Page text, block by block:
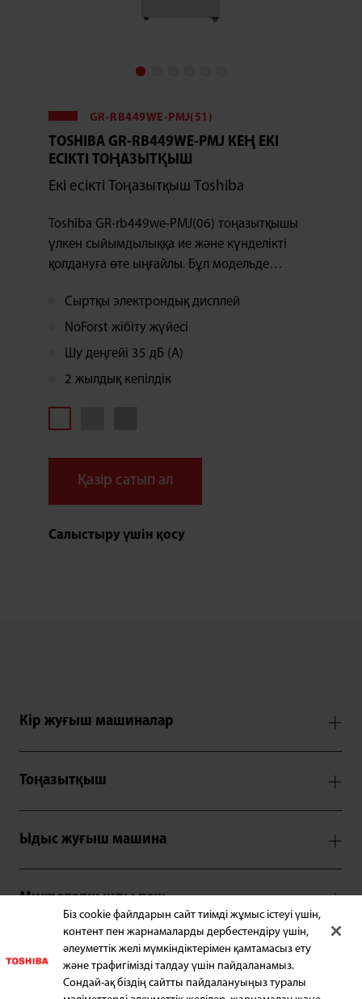
GR-RB449WE-PMJ(51)
TOSHIBA GR-RB449WE-PMJ КЕҢ ЕКІ
ЕСІКТІ ТОҢАЗЫТҚЫШ
Екі есікті Тоңазытқыш Toshiba
Toshiba GR-rb449we-PMJ(06) тоңазытқышы
үлкен сыйымдылыққа ие және күнделікті
қолдануға өте ыңғайлы. Бұл модельде
мұздатқышты мезгіл-мезгіл жібітпей-ақ оңай
және ыңғайлы қызмет көрсетуге мүмкіндік
береді.
Сыртқы электрондық дисплей
NoForst жібіту жүйесі
Шу деңгейі 35 дБ (А)
2 жылдық кепілдік
Қазір сатып ал
Салыстыру үшін қосу
Кір жуғыш машиналар
Тоңазытқыш
Ыдыс жуғыш машина
Микротолқынды пеш
ҚЫЗМЕТ
Біз cookie файлдарын сайт тиімді жұмыс істеуі үшін,
контент пен жарнамаларды дербестендіру үшін,
әлеуметтік желі мүмкіндіктерімен қамтамасыз ету
және трафигімізді талдау үшін пайдаланамыз.
Сондай-ақ біздің сайтты пайдалануыңыз туралы